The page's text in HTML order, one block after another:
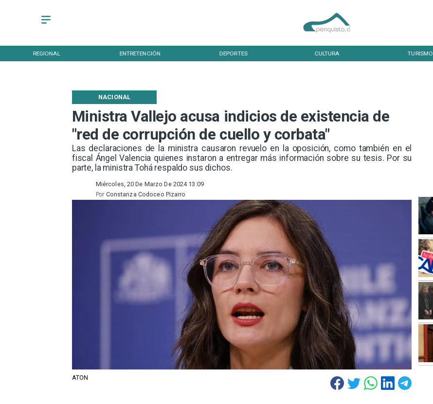
REGIONAL ENTRETENCIÓN DEPORTES CULTURA TURISMO
Ministra Vallejo acusa indicios de existencia de
"red de corrupción de cuello y corbata"
Las declaraciones de la ministra causaron revuelo en la oposición, como también en el
fiscal Ángel Valencia quienes instaron a entregar más información sobre su tesis. Por su
parte, la ministra Tohá respaldo sus dichos.
NACIONAL
Miércoles, 20 De Marzo De 2024 13:09
Constanza Codoceo Pizarro
Por
ATON